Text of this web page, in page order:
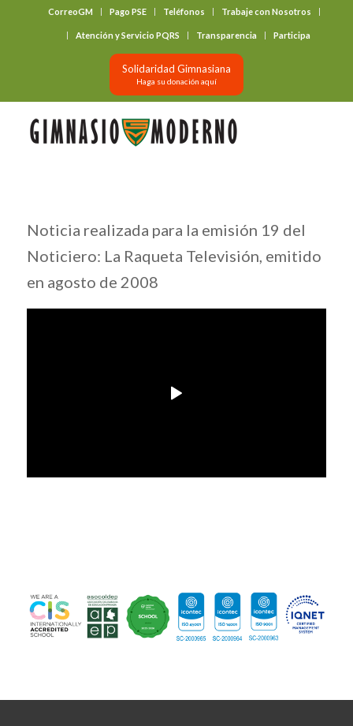
CorreoGM Pago PSE Teléfonos Trabaje con Nosotros
Atención y Servicio PQRS Transparencia Participa
Solidaridad Gimnasiana
Haga su donación aquí
Noticia realizada para la emisión 19 del
Noticiero: La Raqueta Televisión, emitido
en agosto de 2008